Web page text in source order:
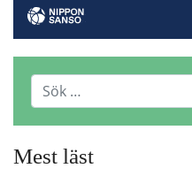
Mest läst